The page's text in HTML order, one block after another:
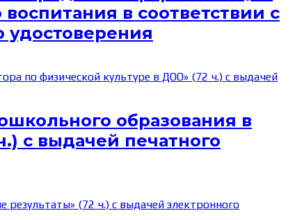
в соответствии с
образования в
с выдачей печатного